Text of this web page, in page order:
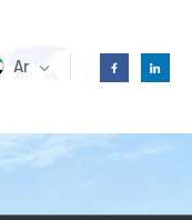
Ar